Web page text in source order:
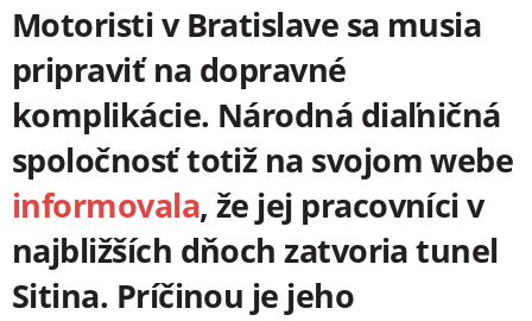
Motoristi v Bratislave sa musia
pripraviť na dopravné
komplikácie. Národná diaľničná
spoločnosť totiž na svojom webe
informovala, že jej pracovníci v
najbližších dňoch zatvoria tunel
Sitina. Príčinou je jeho